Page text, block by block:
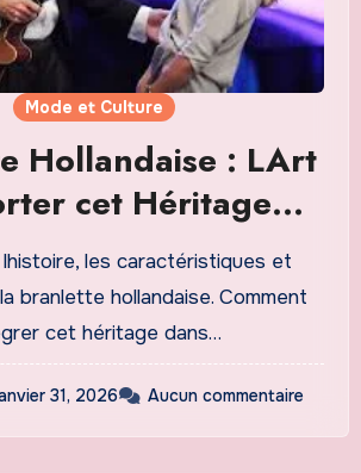
Mode et Culture
Hollandaise : LArt
cet Héritage
en 2026
les caractéristiques et
branlette hollandaise. Comment
cet héritage dans…
31, 2026 Aucun commentaire